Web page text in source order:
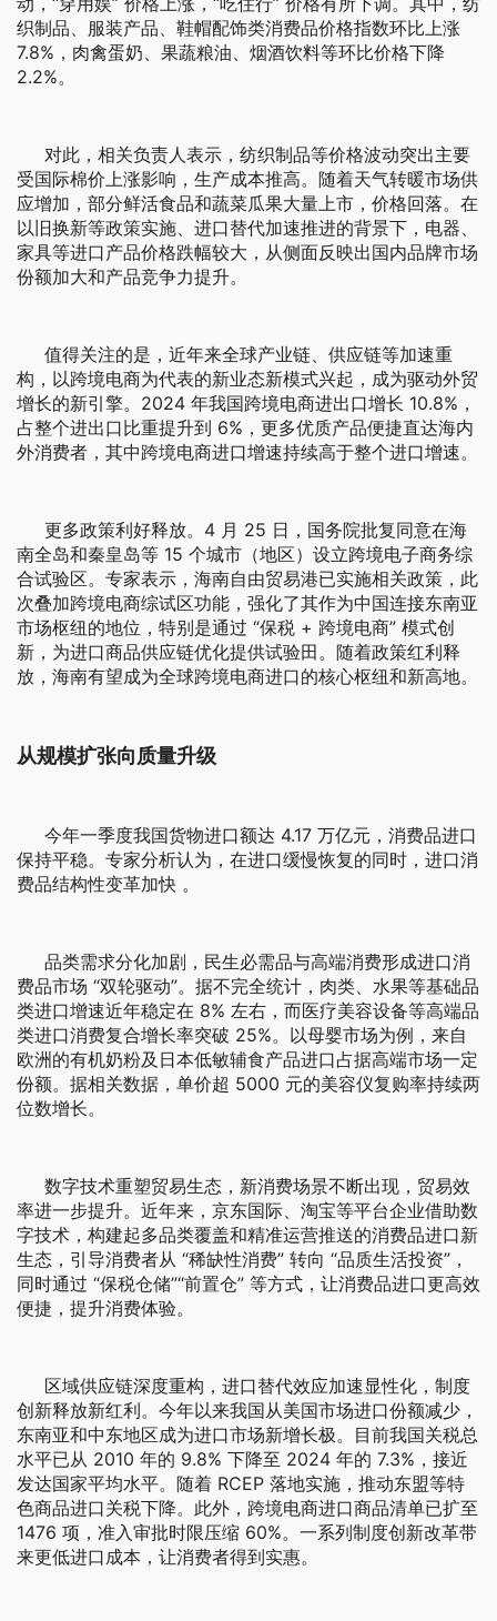
织制品、服装产品、鞋帽配饰类消费品价格指数环比上涨
7.8%，肉禽蛋奶、果蔬粮油、烟酒饮料等环比价格下降
2.2%。
对此，相关负责人表示，纺织制品等价格波动突出主要
受国际棉价上涨影响，生产成本推高。随着天气转暖市场供
应增加，部分鲜活食品和蔬菜瓜果大量上市，价格回落。在
以旧换新等政策实施、进口替代加速推进的背景下，电器、
家具等进口产品价格跌幅较大，从侧面反映出国内品牌市场
份额加大和产品竞争力提升。
值得关注的是，近年来全球产业链、供应链等加速重
构，以跨境电商为代表的新业态新模式兴起，成为驱动外贸
增长的新引擎。2024 年我国跨境电商进出口增长 10.8%，
占整个进出口比重提升到 6%，更多优质产品便捷直达海内
外消费者，其中跨境电商进口增速持续高于整个进口增速。
更多政策利好释放。4 月 25 日，国务院批复同意在海
南全岛和秦皇岛等 15 个城市（地区）设立跨境电子商务综
合试验区。专家表示，海南自由贸易港已实施相关政策，此
次叠加跨境电商综试区功能，强化了其作为中国连接东南亚
市场枢纽的地位，特别是通过 “保税 + 跨境电商” 模式创
新，为进口商品供应链优化提供试验田。随着政策红利释
放，海南有望成为全球跨境电商进口的核心枢纽和新高地。
从规模扩张向质量升级
今年一季度我国货物进口额达 4.17 万亿元，消费品进口
保持平稳。专家分析认为，在进口缓慢恢复的同时，进口消
费品结构性变革加快 。
品类需求分化加剧，民生必需品与高端消费形成进口消
费品市场 “双轮驱动”。据不完全统计，肉类、水果等基础品
类进口增速近年稳定在 8% 左右，而医疗美容设备等高端品
类进口消费复合增长率突破 25%。以母婴市场为例，来自
欧洲的有机奶粉及日本低敏辅食产品进口占据高端市场一定
份额。据相关数据，单价超 5000 元的美容仪复购率持续两
位数增长。
数字技术重塑贸易生态，新消费场景不断出现，贸易效
率进一步提升。近年来，京东国际、淘宝等平台企业借助数
字技术，构建起多品类覆盖和精准运营推送的消费品进口新
生态，引导消费者从 “稀缺性消费” 转向 “品质生活投资”，
同时通过 “保税仓储”“前置仓” 等方式，让消费品进口更高效
便捷，提升消费体验。
区域供应链深度重构，进口替代效应加速显性化，制度
创新释放新红利。今年以来我国从美国市场进口份额减少，
东南亚和中东地区成为进口市场新增长极。目前我国关税总
水平已从 2010 年的 9.8% 下降至 2024 年的 7.3%，接近
发达国家平均水平。随着 RCEP 落地实施，推动东盟等特
色商品进口关税下降。此外，跨境电商进口商品清单已扩至
1476 项，准入审批时限压缩 60%。一系列制度创新改革带
来更低进口成本，让消费者得到实惠。